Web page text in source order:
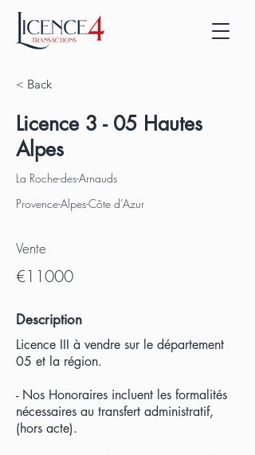
< Back
Licence 3 - 05 Hautes
Alpes
La Roche-des-Arnauds
Provence-Alpes-Côte d’Azur
Vente
€11000
Description
Licence III à vendre sur le département
05 et la région.
- Nos Honoraires incluent les formalités
nécessaires au transfert administratif,
(hors acte).